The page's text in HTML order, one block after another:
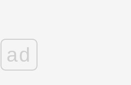
ad